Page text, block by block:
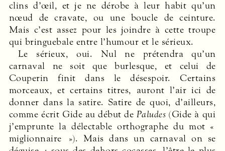
clins d’œil, et je ne dérobe à leur habit qu’un
nœud de cravate, ou une boucle de ceinture.
Mais c’est assez pour les joindre à cette troupe
qui bringuebale entre l’humour et le sérieux.
Le sérieux, oui. Nul ne prétendra qu’un
carnaval ne soit que burlesque, et celui de
Couperin finit dans le désespoir. Certains
morceaux, et certains titres, auront l’air ici de
donner dans la satire. Satire de quoi, d’ailleurs,
comme écrit Gide au début de Paludes (Gide à qui
j’emprunte la délectable orthographe du mot «
miglionnaire »). Mais dans un carnaval on se